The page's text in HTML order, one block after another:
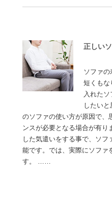
正しい
ソファ
短くもな
入れた
したい
のソファの使い方が原因で、
ンスが必要となる場合が有り
した気遣いをする事で、ソ
能です。では、実際にソファ
す。 ……